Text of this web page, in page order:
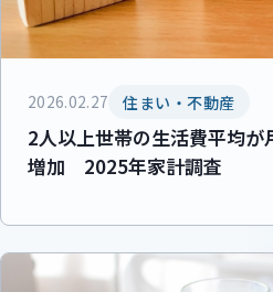
2026.02.27 住まい・不動産
2人以上世帯の生活費平均
増加 2025年家計調査